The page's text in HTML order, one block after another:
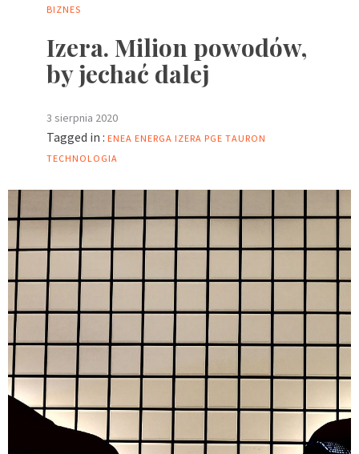
BIZNES
Izera. Milion powodów,
by jechać dalej
3 sierpnia 2020
Tagged in : ENEA ENERGA IZERA PGE TAURON
TECHNOLOGIA